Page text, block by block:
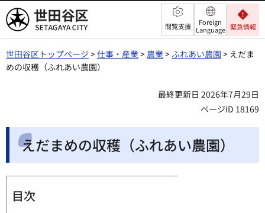
世田谷区 閲覧支援
Foreign
Language 緊急情報
世田谷区トップページ >仕事・産業> 農業>ふれあい農園 > えだま
めの収穫（ふれあい農園）
最終更新日 2026年7月29日
ページID 18169
えだまめの収穫（ふれあい農園）
目次